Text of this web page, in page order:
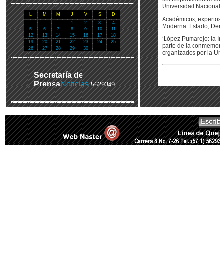
L M M J V S
D
1
2 3
4
5
6 7 8 9 10
11
12
13 14 15 16 17
18
19
20 21 22 23 24
25
26
27 28 29 30
Secretaría de
PrensaNoticias 5629349
Universidad
Académicos,
Moderna: Estado,
‘López Pumarejo: la
parte de la
organizados por la